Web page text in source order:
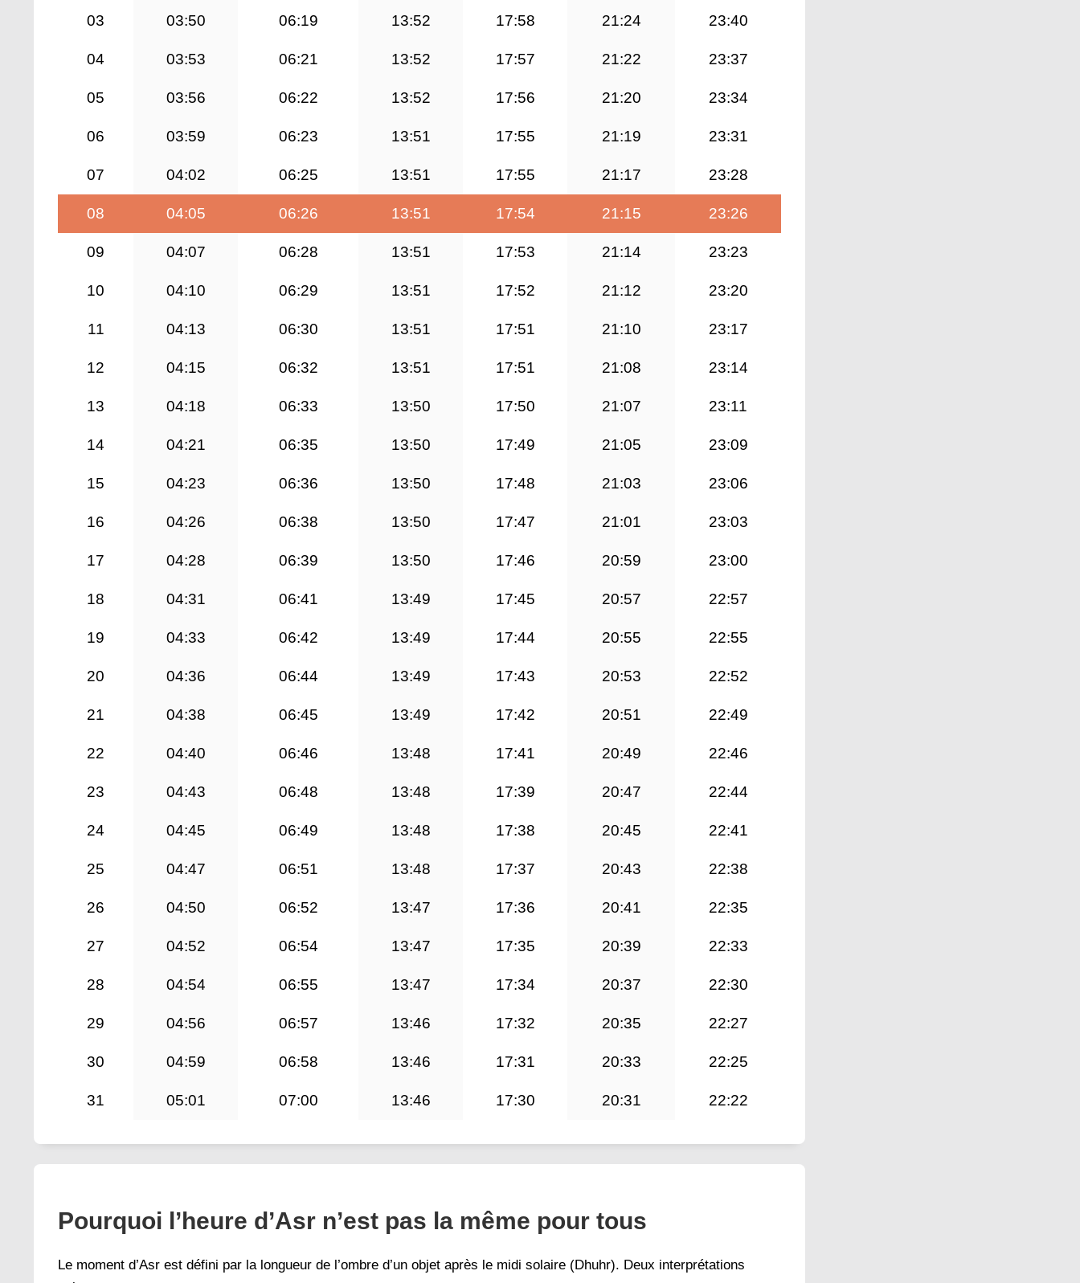
03 03:50 06:19 13:52 17:58 21:24 23:40
04 03:53 06:21 13:52 17:57 21:22 23:37
05 03:56 06:22 13:52 17:56 21:20 23:34
06 03:59 06:23 13:51 17:55 21:19 23:31
07 04:02 06:25 13:51 17:55 21:17 23:28
08 04:05 06:26 13:51 17:54 21:15 23:26
09 04:07 06:28 13:51 17:53 21:14 23:23
10 04:10 06:29 13:51 17:52 21:12 23:20
11 04:13 06:30 13:51 17:51 21:10 23:17
12 04:15 06:32 13:51 17:51 21:08 23:14
13 04:18 06:33 13:50 17:50 21:07 23:11
14 04:21 06:35 13:50 17:49 21:05 23:09
15 04:23 06:36 13:50 17:48 21:03 23:06
16 04:26 06:38 13:50 17:47 21:01 23:03
17 04:28 06:39 13:50 17:46 20:59 23:00
18 04:31 06:41 13:49 17:45 20:57 22:57
19 04:33 06:42 13:49 17:44 20:55 22:55
20 04:36 06:44 13:49 17:43 20:53 22:52
21 04:38 06:45 13:49 17:42 20:51 22:49
22 04:40 06:46 13:48 17:41 20:49 22:46
23 04:43 06:48 13:48 17:39 20:47 22:44
24 04:45 06:49 13:48 17:38 20:45 22:41
25 04:47 06:51 13:48 17:37 20:43 22:38
26 04:50 06:52 13:47 17:36 20:41 22:35
27 04:52 06:54 13:47 17:35 20:39 22:33
28 04:54 06:55 13:47 17:34 20:37 22:30
29 04:56 06:57 13:46 17:32 20:35 22:27
30 04:59 06:58 13:46 17:31 20:33 22:25
31 05:01 07:00 13:46 17:30 20:31 22:22
Pourquoi l’heure d’Asr n’est pas la même pour tous
Le moment d’Asr est défini par la longueur de l’ombre d’un objet après le midi solaire (Dhuhr). Deux interprétations